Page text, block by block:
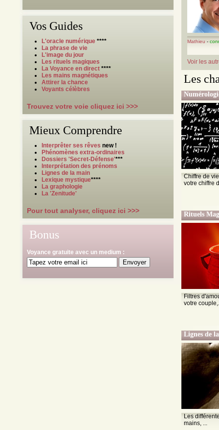
Vos Guides
L'oracle numérique ****
La phrase de vie
L'image du jour
Les rituels magiques
La Voyance en direct ****
Les mains magnétiques
Attirer la chance
Voyants célèbres
Trouvez votre voie cliquez ici >>>
Mieux Comprendre
Interprêter ses rêves new !
Phénomènes extra-ordinaires
Dossiers 'Secret-Défense'***
Interprétation des prénoms
Lignes de la main
Lexique mystique****
La graphologie
La 'Zenitude'
Pour tout analyser, cliquez ici >>>
Bonus
Voyance gratuite avec un medium :
Mathieu -
Voir les
Les
Chiffre de
votre chiffre
Rituels
Filtres
votre
Lignes de
Les
mains, ...